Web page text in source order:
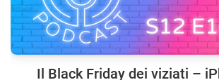
Il Black Friday dei viziati –